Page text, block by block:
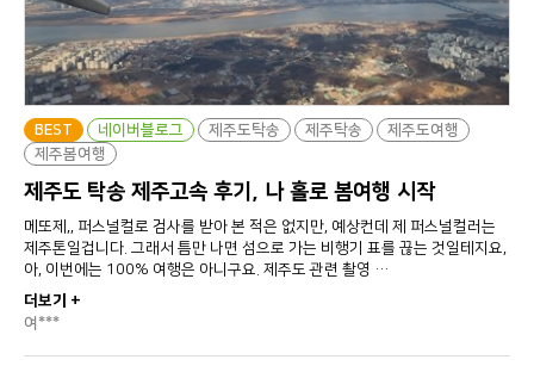
BEST 네이버블로그 제주도탁송 제주탁송
제주도여행
제주봄여행
제주도 탁송 제주고속 후기, 나 홀로 봄여행 시작
메또제,, 퍼스널컬로 검사를 받아 본 적은 없지만, 예상컨데 제 퍼스널컬러는
제주톤일겁니다. 그래서 틈만 나면 섬으로 가는 비행기 표를 끊는 것일테지요,
아, 이번에는 100% 여행은 아니구요. 제주도 관련 촬영 …
더보기 +
여***